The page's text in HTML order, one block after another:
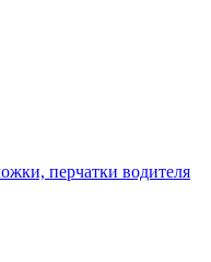
перчатки водителя